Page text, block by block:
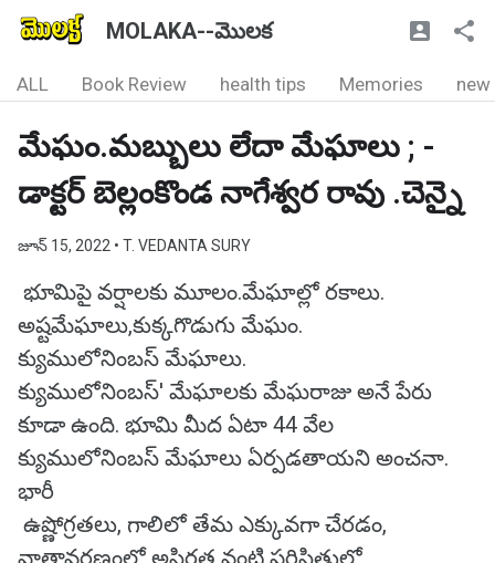
MOLAKA--మొలక
ALL Book Review health tips Memories new
మేఘం.మబ్బులు లేదా మేఘాలు ; -
డాక్టర్ బెల్లంకొండ నాగేశ్వర రావు .చెన్నై
జూన్ 15, 2022 • T. VEDANTA SURY
భూమిపై వర్షాలకు మూలం.మేఘాల్లో రకాలు.
అష్టమేఘాలు,కుక్కగొడుగు మేఘం.
క్యుములోనింబస్ మేఘాలు.
క్యుములోనింబస్‌' మేఘాలకు మేఘరాజు అనే పేరు
కూడా ఉంది. భూమి మీద ఏటా 44 వేల
క్యుములోనింబస్‌ మేఘాలు ఏర్పడతాయని అంచనా.
భారీ
ఉష్ణోగ్రతలు, గాలిలో తేమ ఎక్కువగా చేరడం,
వాతావరణంలో అస్థిరత వంటి పరిస్థితుల్లో